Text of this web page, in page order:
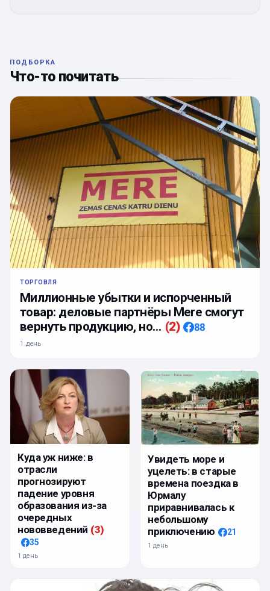
ПОДБОРКА
Что-то почитать
ТОРГОВЛЯ
Миллионные убытки и испорченный
товар: деловые партнёры Mere смогут
вернуть продукцию, но… (2) 88
1 день
Куда уж ниже: в
отрасли
прогнозируют
падение уровня
образования из-за
очередных
нововведений (3)
35
1 день
Увидеть море и
уцелеть: в старые
времена поездка в
Юрмалу
приравнивалась к
небольшому
приключению
21
1 день